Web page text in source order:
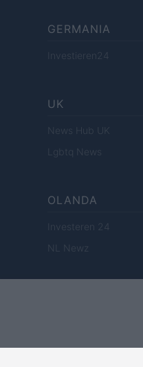
GERMANIA
Investieren24
UK
News Hub UK
Lgbtq News
OLANDA
Investeren 24
NL Newz